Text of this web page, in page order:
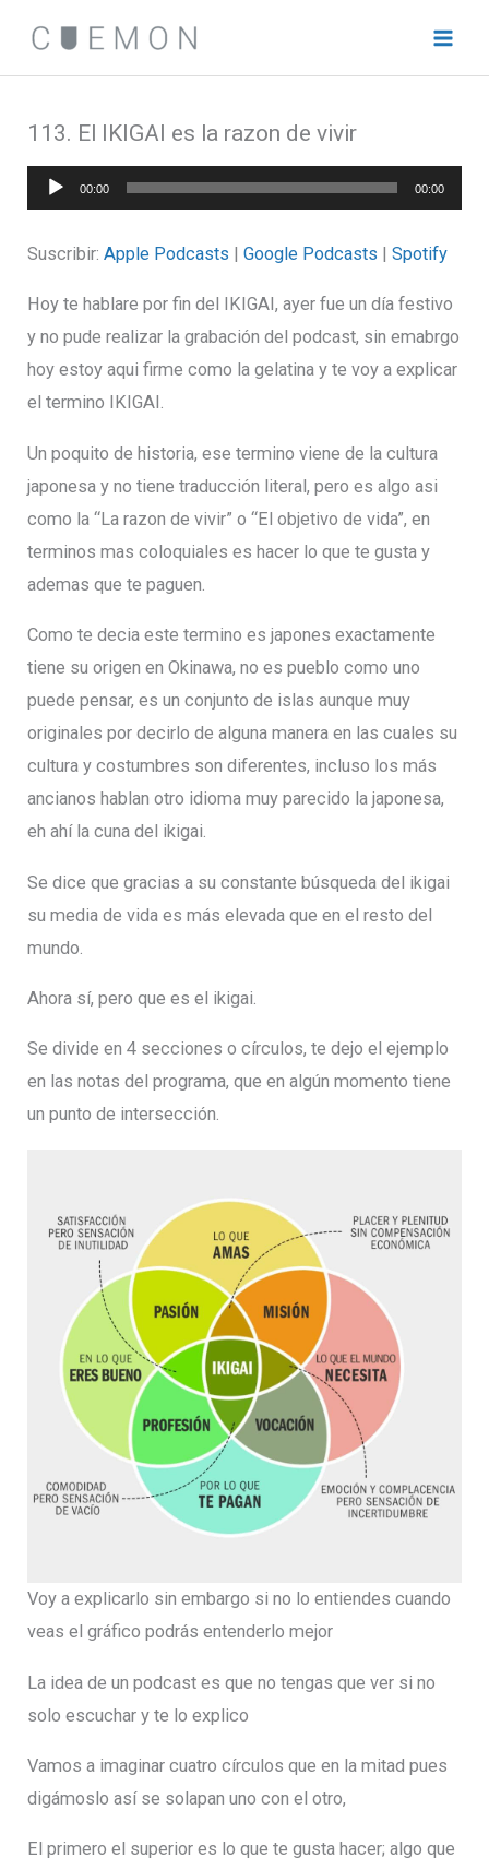
contenido
113. El IKIGAI es la razon de vivir
Reproductor
de
audio
00:00 00:00
Suscribir:Apple Podcasts |Google Podcasts |Spotify
Hoy te hablare por fin del IKIGAI, ayer fue un día festivo
y no pude realizar la grabación del podcast, sin emabrgo
hoy estoy aqui firme como la gelatina y te voy a explicar
el termino IKIGAI.
Un poquito de historia, ese termino viene de la cultura
japonesa y no tiene traducción literal, pero es algo asi
como la “La razon de vivir” o “El objetivo de vida”, en
terminos mas coloquiales es hacer lo que te gusta y
ademas que te paguen.
Como te decia este termino es japones exactamente
tiene su origen en Okinawa, no es pueblo como uno
puede pensar, es un conjunto de islas aunque muy
originales por decirlo de alguna manera en las cuales su
cultura y costumbres son diferentes, incluso los más
ancianos hablan otro idioma muy parecido la japonesa,
eh ahí la cuna del ikigai.
Se dice que gracias a su constante búsqueda del ikigai
su media de vida es más elevada que en el resto del
mundo.
Ahora sí, pero que es el ikigai.
Se divide en 4 secciones o círculos, te dejo el ejemplo
en las notas del programa, que en algún momento tiene
un punto de intersección.
Voy a explicarlo sin embargo si no lo entiendes cuando
veas el gráfico podrás entenderlo mejor
La idea de un podcast es que no tengas que ver si no
solo escuchar y te lo explico
Vamos a imaginar cuatro círculos que en la mitad pues
digámoslo así se solapan uno con el otro,
El primero el superior es lo que te gusta hacer; algo que